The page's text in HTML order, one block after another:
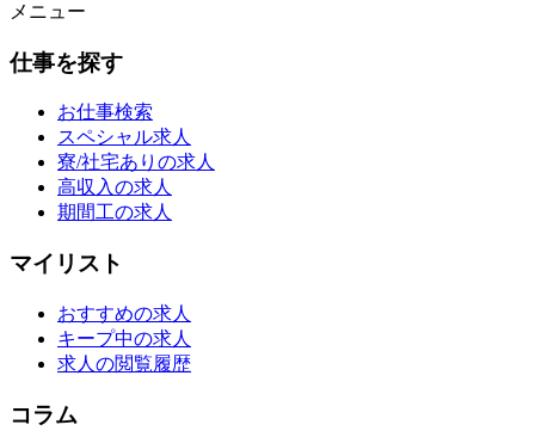
メニュー
仕事を探す
お仕事検索
スペシャル求人
寮/社宅ありの求人
高収入の求人
期間工の求人
マイリスト
おすすめの求人
キープ中の求人
求人の閲覧履歴
コラム